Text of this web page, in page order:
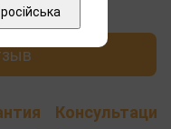
Консультация
російська